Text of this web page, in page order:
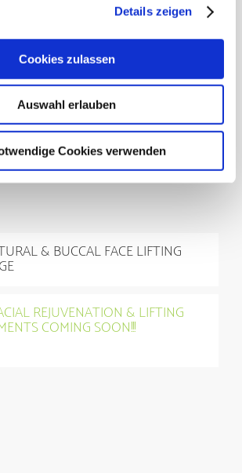
Details zeigen
Cookies zulassen
Auswahl erlauben
Cookies verwenden
diese natürliche, holistische, nicht-
der Gesichtsverjüngung & -
& BUCCAL FACE LIFTING
REJUVENATION & LIFTING
COMING SOON!!!